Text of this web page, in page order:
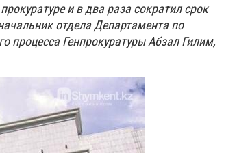
и в два раза сократил срок
отдела Департамента по
процесса Генпрокуратуры Абзал Гилим,